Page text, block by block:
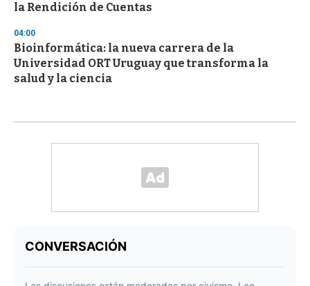
la Rendición de Cuentas
04:00
Bioinformática: la nueva carrera de la
Universidad ORT Uruguay que transforma la
salud y la ciencia